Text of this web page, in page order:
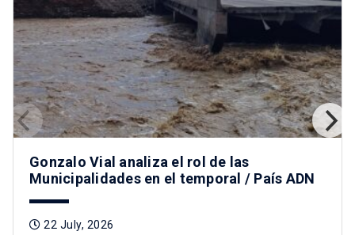
Gonzalo Vial analiza el rol de las
Municipalidades en el temporal / País ADN
22 July, 2026